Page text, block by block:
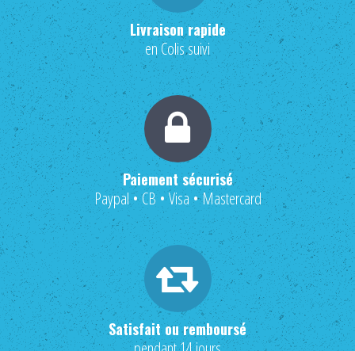
Livraison rapide
en Colis suivi
Paiement sécurisé
Paypal • CB • Visa • Mastercard
Satisfait ou remboursé